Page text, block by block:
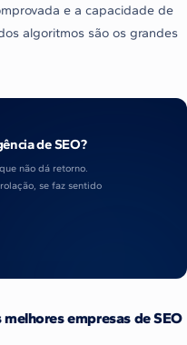
e a capacidade de
algoritmos são os grandes
de SEO?
não dá retorno.
se faz sentido
empresas de SEO